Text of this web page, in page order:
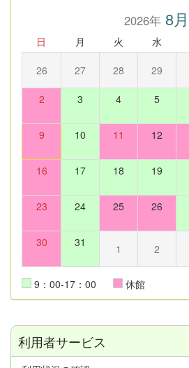
2026年8月
日 月 火 水
26 27 28 29
2 3 4 5
9 10 11 12
16 17 18 19
23 24 25 26
30 31 1 2
9：00-17：00 休館
利用者サービス